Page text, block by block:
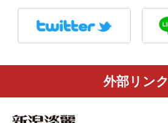
外部リンク